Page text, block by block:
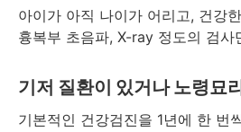
아이가 아직 나이가 어리고, 건강
흉복부 초음파, X-ray 정도의 검사
기저 질환이 있거나 노령묘
기본적인 건강검진을 1년에 한 번